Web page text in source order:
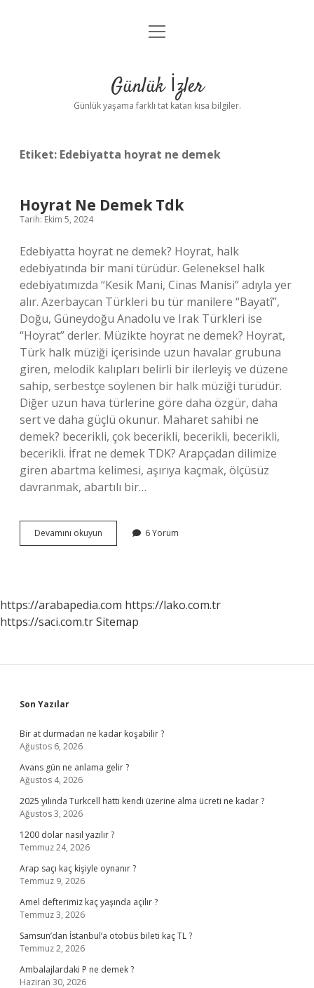
Anasayfa
Yasal Uyarı
menüyü
Günlük İzler
Günlük yaşama farklı tat katan kısa bilgiler.
Etiket: Edebiyatta hoyrat ne demek
Hoyrat Ne Demek Tdk
Tarih: Ekim 5, 2024
Edebiyatta hoyrat ne demek? Hoyrat, halk
edebiyatında bir mani türüdür. Geleneksel halk
edebiyatımızda “Kesik Mani, Cinas Manisi” adıyla yer
alır. Azerbaycan Türkleri bu tür manilere “Bayatî”,
Doğu, Güneydoğu Anadolu ve Irak Türkleri ise
“Hoyrat” derler. Müzikte hoyrat ne demek? Hoyrat,
Türk halk müziği içerisinde uzun havalar grubuna
giren, melodik kalıpları belirli bir ilerleyiş ve düzene
sahip, serbestçe söylenen bir halk müziği türüdür.
Diğer uzun hava türlerine göre daha özgür, daha
sert ve daha güçlü okunur. Maharet sahibi ne
demek? becerikli, çok becerikli, becerikli, becerikli,
becerikli. İfrat ne demek TDK? Arapçadan dilimize
giren abartma kelimesi, aşırıya kaçmak, ölçüsüz
davranmak, abartılı bir…
Devamını okuyun
Ne
6 Yorum
https://arabapedia.com https://lako.com.tr
https://saci.com.trSitemap
Sidebar
Son Yazılar
Bir at durmadan ne kadar koşabilir ?
Ağustos 6, 2026
Avans gün ne anlama gelir ?
Ağustos 4, 2026
2025 yılında Turkcell hattı kendi üzerine alma ücreti ne kadar ?
Ağustos 3, 2026
1200 dolar nasıl yazılır ?
Temmuz 24, 2026
Arap saçı kaç kişiyle oynanır ?
Temmuz 9, 2026
Amel defterimiz kaç yaşında açılır ?
Temmuz 3, 2026
Samsun’dan İstanbul’a otobüs bileti kaç TL ?
Temmuz 2, 2026
Ambalajlardaki P ne demek ?
Haziran 30, 2026